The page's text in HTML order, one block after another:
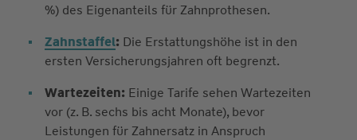
%) des Eigenanteils für Zahnprothesen.
Zahnstaffel: Die Erstattungshöhe ist in den
ersten Versicherungsjahren oft begrenzt.
Wartezeiten: Einige Tarife sehen Wartezeiten
vor (z. B. sechs bis acht Monate), bevor
Leistungen für Zahnersatz in Anspruch